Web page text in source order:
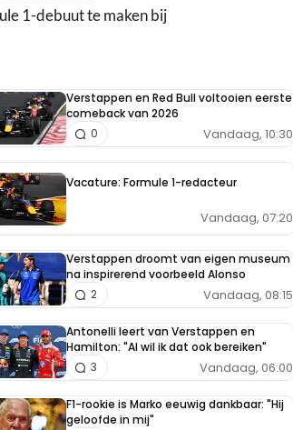
1-debuut te maken bij
Verstappen en Red Bull voltooien eerste
comeback van 2026
Vandaag, 10:30
0
Vacature: Formule 1-redacteur
Vandaag, 07:20
Verstappen droomt van eigen museum
na inspirerend voorbeeld Alonso
Vandaag, 08:15
2
Antonelli leert van Verstappen en
Hamilton: "Al wil ik dat ook bereiken"
Vandaag, 06:00
3
F1-rookie is Marko eeuwig dankbaar: "Hij
geloofde in mij"